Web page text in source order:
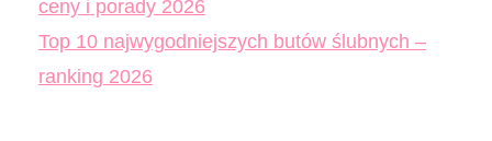
ceny i porady 2026
Top 10 najwygodniejszych butów ślubnych –
ranking 2026